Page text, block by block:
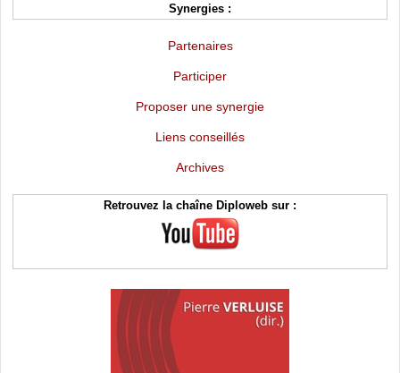
Synergies :
Partenaires
Participer
Proposer une synergie
Liens conseillés
Archives
Retrouvez la chaîne Diploweb sur :